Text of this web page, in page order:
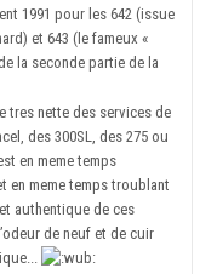
1991 pour les 642 (issue
et 643 (le fameux «
la seconde partie de la
tres nette des services de
des 300SL, des 275 ou
en meme temps
en meme temps troublant
authentique de ces
de neuf et de cuir